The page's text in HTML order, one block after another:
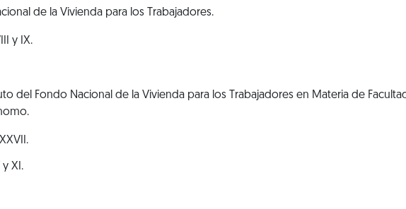
de la Vivienda para los Trabajadores.
y IX.
del Fondo Nacional de la Vivienda para los Trabajadores en Materia de
XI.